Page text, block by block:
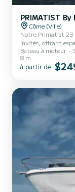
PRIMATIST
Côme (Ville)
Notre Primatist 23
invités, offrant
s'amuser en
Bateau à moteur
8 m
à partir de